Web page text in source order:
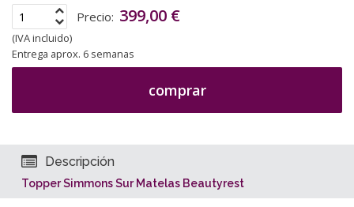
Precio: 399,00 €
(IVA incluido)
Entrega aprox. 6 semanas
comprar
Descripción
Topper Simmons Sur Matelas Beautyrest